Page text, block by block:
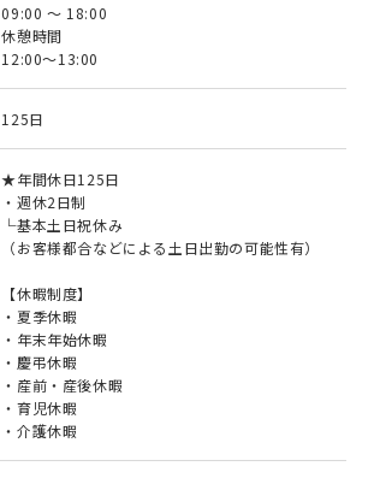
09:00 ～ 18:00
休憩時間
12:00～13:00
125日
★年間休日125日
・週休2日制
└基本土日祝休み
（お客様都合などによる土日出勤の可能性有）
【休暇制度】
・夏季休暇
・年末年始休暇
・慶弔休暇
・産前・産後休暇
・育児休暇
・介護休暇